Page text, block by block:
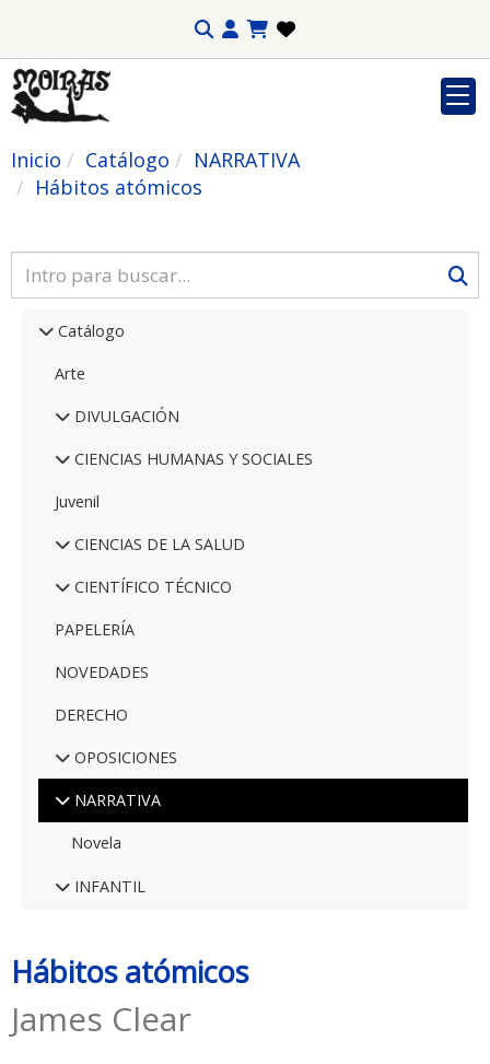
Inicio Catálogo
NARRATIVA
Hábitos atómicos
Catálogo
Arte
DIVULGACIÓN
CIENCIAS HUMANAS Y SOCIALES
Juvenil
CIENCIAS DE LA SALUD
CIENTÍFICO TÉCNICO
PAPELERÍA
NOVEDADES
DERECHO
OPOSICIONES
NARRATIVA
Novela
INFANTIL
Hábitos atómicos
James Clear